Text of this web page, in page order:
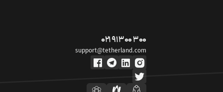
۰۲۱ ۹۱ ۳۰۰ ۳۰۰
support@tetherland.com